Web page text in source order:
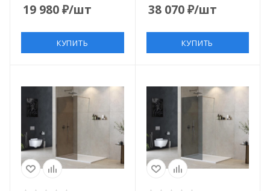
19 980₽/шт
КУПИТЬ
стекло бронзовое
38 070₽/шт
КУПИТЬ